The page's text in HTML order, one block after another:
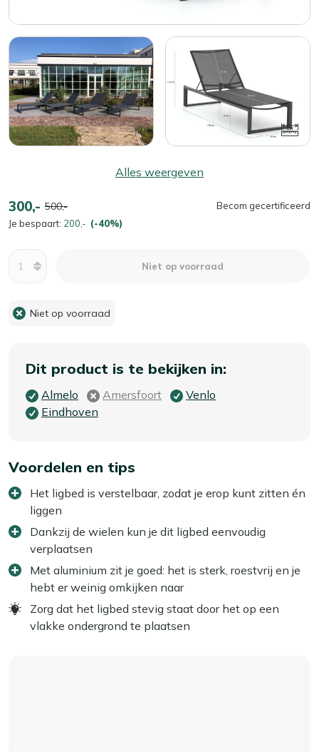
Alles weergeven
300,- 500,-
Je bespaart: 200,- (-40%)
Becom gecertificeerd
Niet op voorraad
Niet op voorraad
Dit product is te bekijken in:
Almelo Amersfoort
Venlo
Eindhoven
Voordelen en tips
Het ligbed is verstelbaar, zodat je erop kunt zitten én
liggen
Dankzij de wielen kun je dit ligbed eenvoudig
verplaatsen
Met aluminium zit je goed: het is sterk, roestvrij en je
hebt er weinig omkijken naar
Zorg dat het ligbed stevig staat door het op een
vlakke ondergrond te plaatsen